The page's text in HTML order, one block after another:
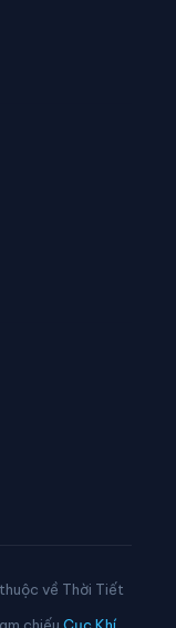
về Thời Tiết